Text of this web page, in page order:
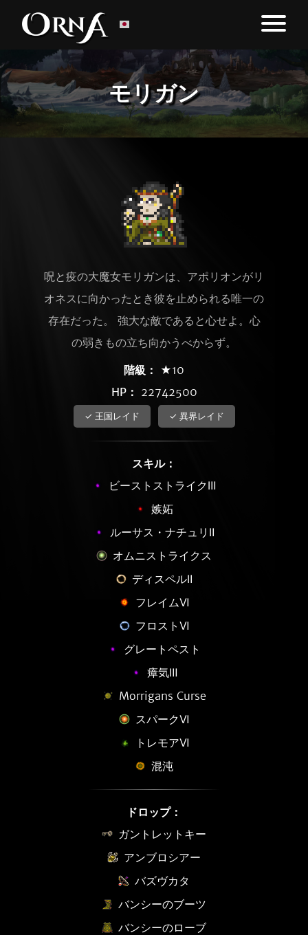
モリガン
呪と疫の大魔女モリガンは、アポリオンがリ
オネスに向かったとき彼を止められる唯一の
存在だった。 強大な敵であると心せよ。心
の弱きもの立ち向かうべからず。
階級：
★10
HP： 22742500
✓ 王国レイド ✓ 異界レイド
スキル：
ビーストストライクⅢ
嫉妬
ルーサス・ナチュリⅡ
オムニストライクス
ディスペルⅡ
フレイムⅥ
フロストⅥ
グレートペスト
瘴気Ⅲ
Morrigans Curse
スパークⅥ
トレモアⅥ
混沌
ドロップ：
ガントレットキー
アンブロシアー
バズヴカタ
バンシーのブーツ
バンシーのローブ